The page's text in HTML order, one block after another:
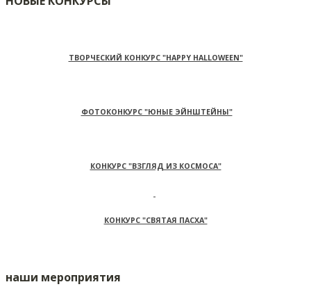
ТВОРЧЕСКИЙ КОНКУРС "HAPPY HALLOWEEN"
ФОТОКОНКУРС "ЮНЫЕ ЭЙНШТЕЙНЫ"
КОНКУРС "ВЗГЛЯД ИЗ КОСМОСА"
КОНКУРС "СВЯТАЯ ПАСХА"
наши мероприятия